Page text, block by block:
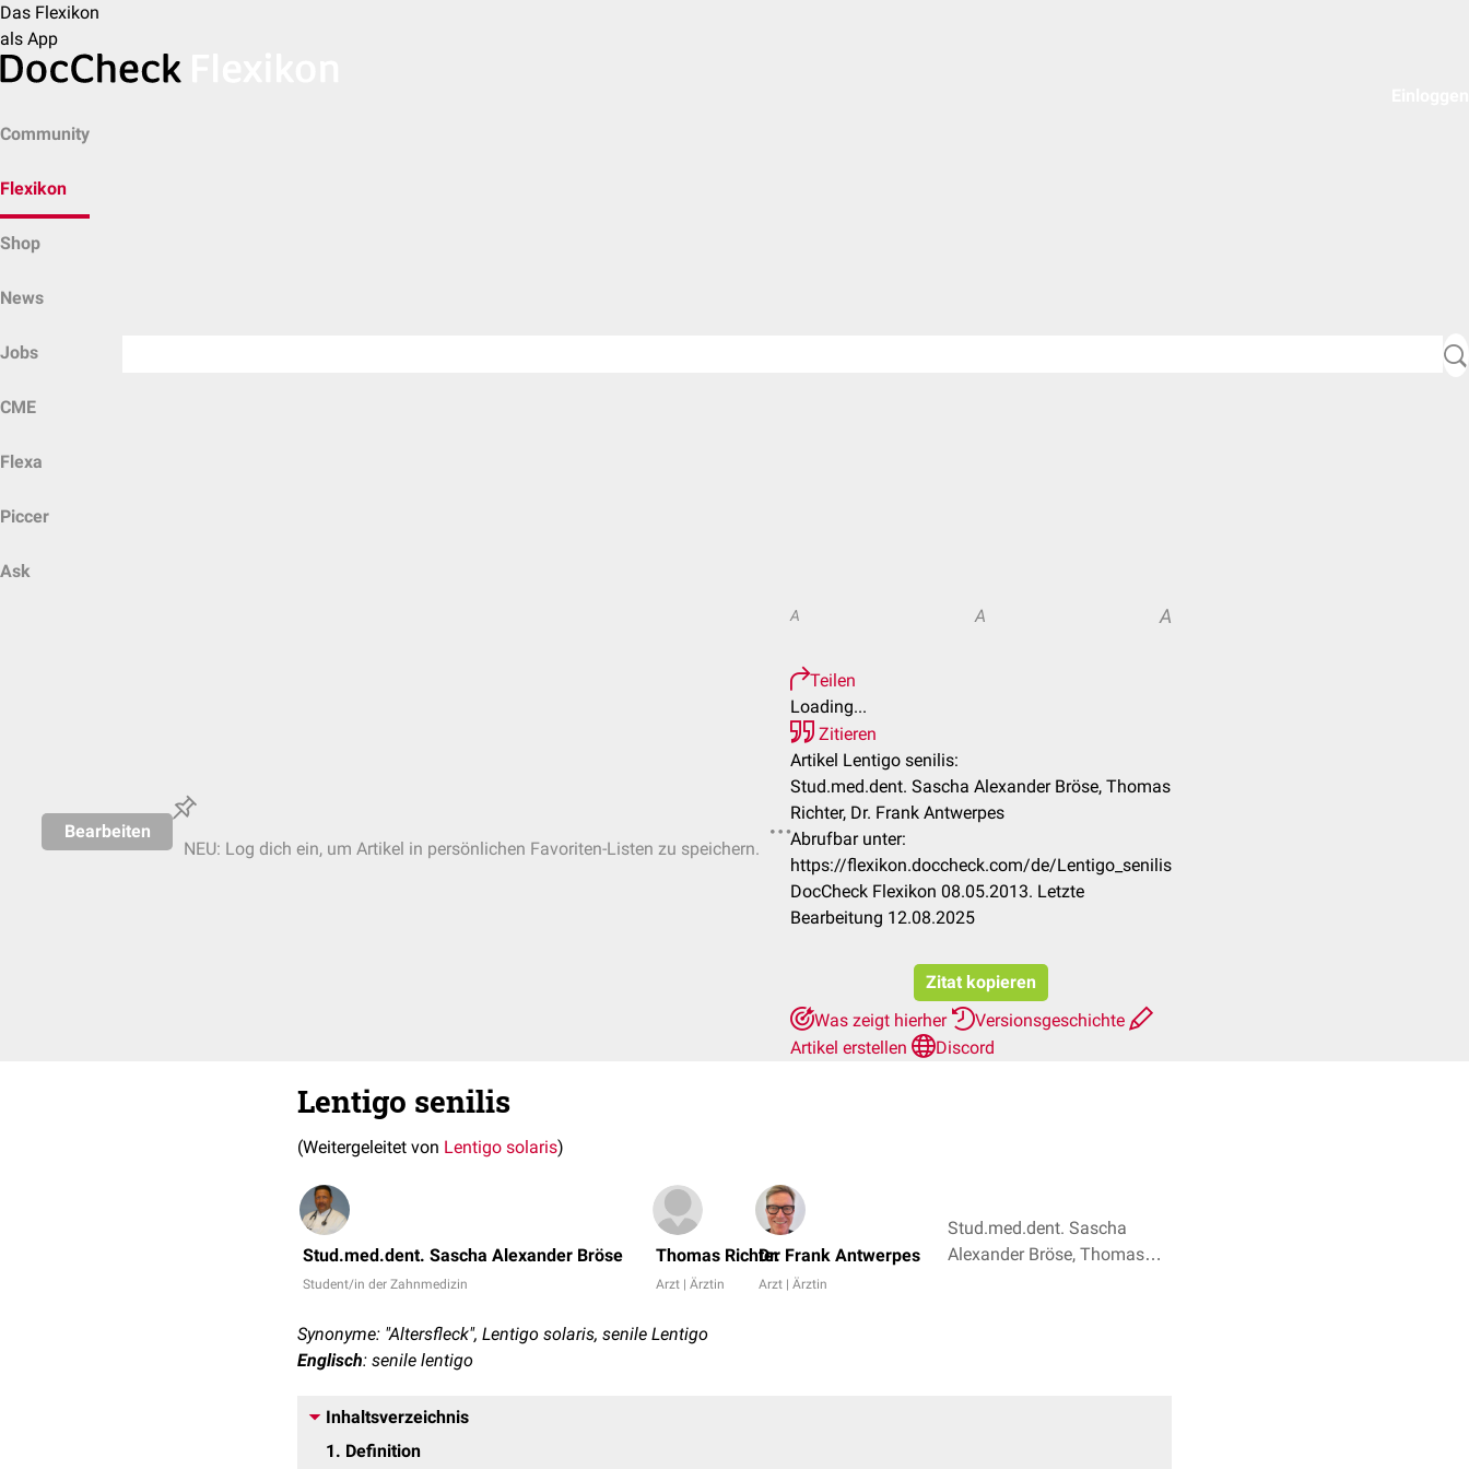
Das Flexikon
als App
Community
Flexikon
Shop
News
Jobs
CME
Flexa
Piccer
Ask
Bearbeiten
NEU: Log dich ein, um Artikel in persönlichen Favoriten-Listen zu speichern.
A A A
Teilen
Loading...
Zitieren
Artikel Lentigo senilis:
Stud.med.dent. Sascha Alexander Bröse, Thomas
Richter, Dr. Frank Antwerpes
Abrufbar unter:
https://flexikon.doccheck.com/de/Lentigo_senilis
DocCheck Flexikon 08.05.2013. Letzte
Bearbeitung 12.08.2025
Zitat kopieren
Was zeigt hierher
Versionsgeschichte
Artikel erstellen
Discord
Lentigo senilis
(Weitergeleitet von Lentigo solaris)
Stud.med.dent. Sascha Alexander Bröse
Student/in der Zahnmedizin
Thomas Richter
Arzt | Ärztin
Dr. Frank Antwerpes
Arzt | Ärztin
Stud.med.dent. Sascha
Alexander Bröse, Thomas
Synonyme: "Altersfleck", Lentigo solaris, senile Lentigo
Englisch: senile lentigo
Inhaltsverzeichnis
1
Definition